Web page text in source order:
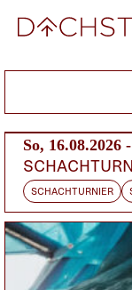
So, 16.08.2026
SCHACHTURNIER